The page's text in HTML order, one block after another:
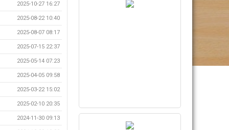
2025-10-27 16:27
2025-08-22 10:40
2025-08-07 08:17
2025-07-15 22:37
2025-05-14 07:23
2025-04-05 09:58
2025-03-22 15:02
2025-02-10 20:35
2024-11-30 09:13